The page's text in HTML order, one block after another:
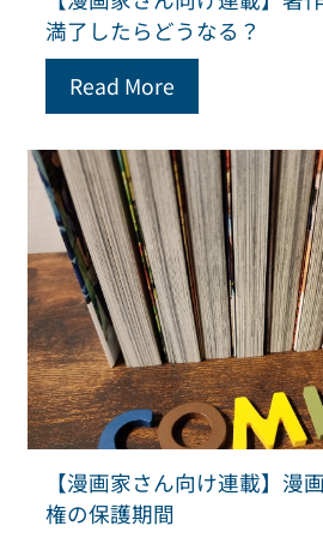
満了したらどうなる？
Read More
【漫画家さん向け連載】漫
権の保護期間